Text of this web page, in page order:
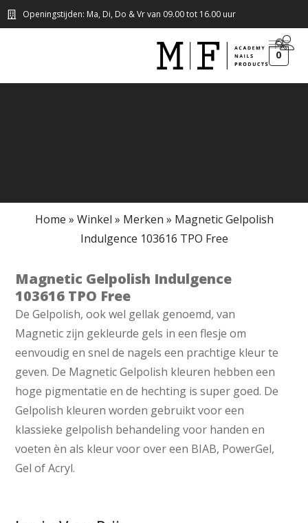
Openingstijden: Ma, Di, Do & Vr van 09.00 tot 16.00 uur
0
Home » Winkel » Merken » Magnetic Gelpolish
Indulgence 103616 TPO Free
Magnetic Gelpolish Indulgence
103616 TPO Free
De Gelpolish, ook wel gellak genoemd, van
Magnetic zijn gekleurde gels in een flesje om
eenvoudig en snel de nagels een prachtige kleur te
geven. De Magnetic Gelpolish kleuren hebben een
hoge pigmentatie en de hechting is super goed. De
Gelpolish kleuren worden gebruikt voor een
klassieke gelpolish behandeling voor handen en
voeten èn als kleur voor over een BIAB, PowerGel,
Gel of Acryl.